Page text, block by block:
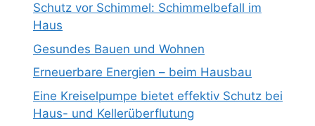
Schutz vor Schimmel: Schimmelbefall im
Haus
Gesundes Bauen und Wohnen
Erneuerbare Energien – beim Hausbau
Eine Kreiselpumpe bietet effektiv Schutz bei
Haus- und Kellerüberflutung